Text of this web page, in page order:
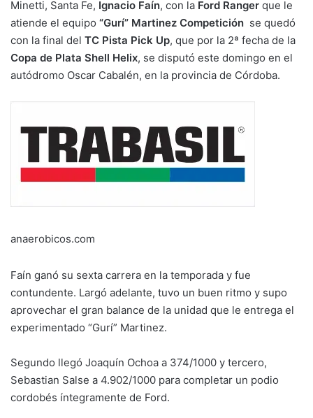
Minetti, Santa Fe, Ignacio Faín, con la Ford Ranger que le
atiende el equipo “Gurí” Martinez Competición se quedó
con la final del TC Pista Pick Up, que por la 2ª fecha de la
Copa de Plata Shell Helix, se disputó este domingo en el
autódromo Oscar Cabalén, en la provincia de Córdoba.
anaerobicos.com
Faín ganó su sexta carrera en la temporada y fue
contundente. Largó adelante, tuvo un buen ritmo y supo
aprovechar el gran balance de la unidad que le entrega el
experimentado “Gurí” Martinez.
Segundo llegó Joaquín Ochoa a 374/1000 y tercero,
Sebastian Salse a 4.902/1000 para completar un podio
cordobés íntegramente de Ford.